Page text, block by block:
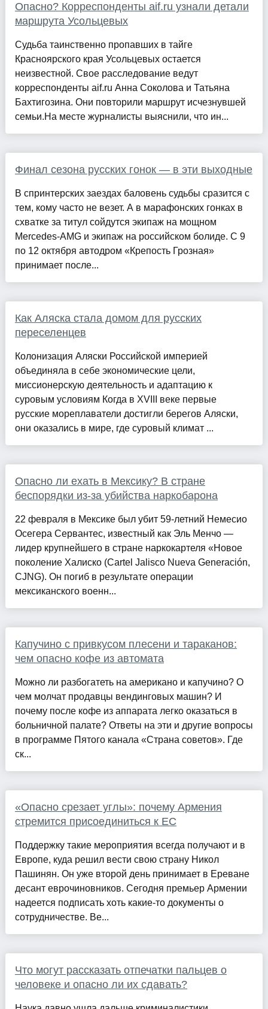
Опасно? Корреспонденты aif.ru узнали детали
маршрута Усольцевых
Судьба таинственно пропавших в тайге
Красноярского края Усольцевых остается
неизвестной. Свое расследование ведут
корреспонденты aif.ru Анна Соколова и Татьяна
Бахтигозина. Они повторили маршрут исчезнувшей
семьи.На месте журналисты выяснили, что ин...
Финал сезона русских гонок — в эти выходные
В спринтерских заездах баловень судьбы сразится с
тем, кому часто не везет. А в марафонских гонках в
схватке за титул сойдутся экипаж на мощном
Mercedes-AMG и экипаж на российском болиде. С 9
по 12 октября автодром «Крепость Грозная»
принимает после...
Как Аляска стала домом для русских
переселенцев
Колонизация Аляски Российской империей
объединяла в себе экономические цели,
миссионерскую деятельность и адаптацию к
суровым условиям Когда в XVIII веке первые
русские мореплаватели достигли берегов Аляски,
они оказались в мире, где суровый климат ...
Опасно ли ехать в Мексику? В стране
беспорядки из-за убийства наркобарона
22 февраля в Мексике был убит 59-летний Немесио
Осегера Сервантес, известный как Эль Менчо —
лидер крупнейшего в стране наркокартеля «Новое
поколение Халиско (Cartel Jalisco Nueva Generación,
CJNG). Он погиб в результате операции
мексиканского военн...
Капучино с привкусом плесени и тараканов:
чем опасно кофе из автомата
Можно ли разбогатеть на американо и капучино? О
чем молчат продавцы вендинговых машин? И
почему после кофе из аппарата легко оказаться в
больничной палате? Ответы на эти и другие вопросы
в программе Пятого канала «Страна советов». Где
ск...
«Опасно срезает углы»: почему Армения
стремится присоединиться к ЕС
Поддержку такие мероприятия всегда получают и в
Европе, куда решил вести свою страну Никол
Пашинян. Он уже второй день принимает в Ереване
десант еврочиновников. Сегодня премьер Армении
надеется подписать хоть какие-то документы о
сотрудничестве. Ве...
Что могут рассказать отпечатки пальцев о
человеке и опасно ли их сдавать?